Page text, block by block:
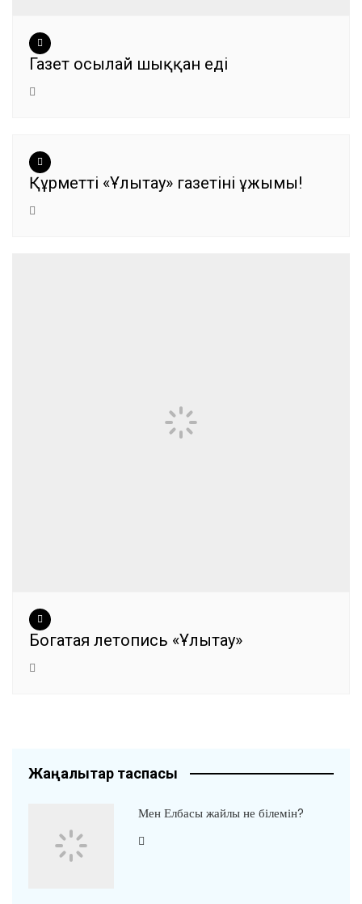
Газет осылай шыққан еді
Құрметті «Ұлытау» газетінің ұжымы!
Богатая летопись «Ұлытау»
Жаңалықтар таспасы
Мен Елбасы жайлы не білемін?